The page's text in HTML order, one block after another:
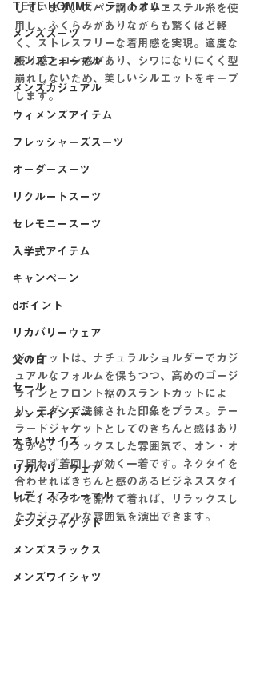
TETE HOMME - テットオム -
メンズスーツ
メンズフォーマル
メンズカジュアル
ウィメンズアイテム
フレッシャーズスーツ
オーダースーツ
リクルートスーツ
セレモニースーツ
入学式アイテム
キャンペーン
dポイント
リカバリーウェア
父の日
セール
メンズインナー
大きいサイズ
リカバリーウェア
レディスフォーマル
メンズジャケット
メンズスラックス
メンズワイシャツ
しています。スパン調のポリエステル糸を使
用し、ふくらみがありながらも驚くほど軽
く、ストレスフリーな着用感を実現。適度な
張り感とコシ感があり、シワになりにくく型
崩れしないため、美しいシルエットをキープ
します。
ジャケットは、ナチュラルショルダーでカジ
ュアルなフォルムを保ちつつ、高めのゴージ
ラインとフロント裾のスラントカットによ
り、モダンで洗練された印象をプラス。テー
ラードジャケットとしてのきちんと感はあり
ながら、リラックスした雰囲気で、オン・オ
フ問わず着回しが効く一着です。ネクタイを
合わせればきちんと感のあるビジネススタイ
ルに、ボタンを開けて着れば、リラックスし
たカジュアルな雰囲気を演出できます。